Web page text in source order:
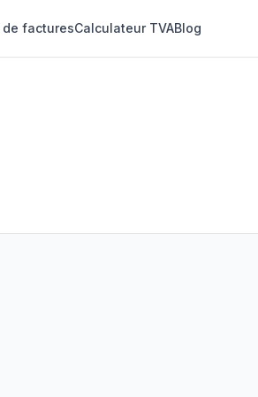
facturesCalculateur TVABlog